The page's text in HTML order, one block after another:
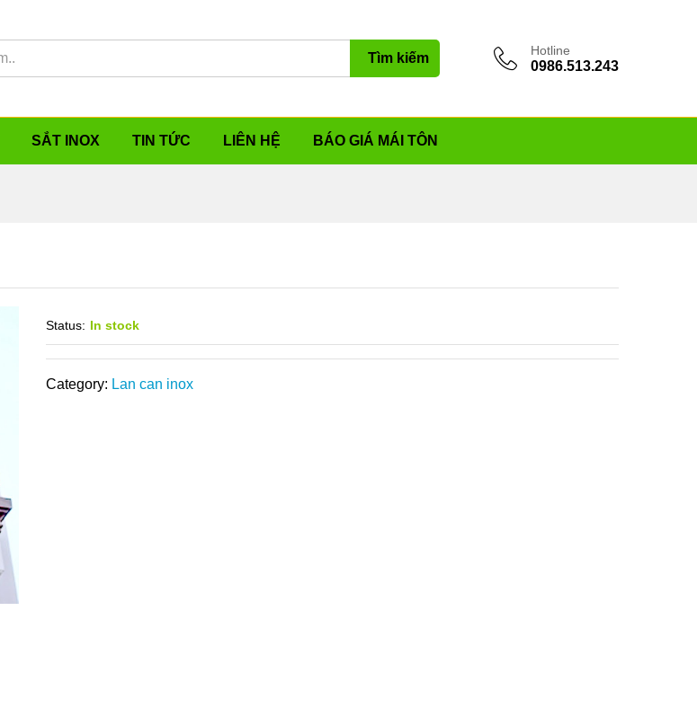
Tìm kiếm
Hotline
0986.513.243
SẮT INOX TIN TỨC LIÊN HỆ BÁO GIÁ MÁI TÔN
Status: In stock
Category: Lan can inox